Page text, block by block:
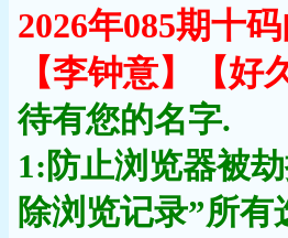
2026年085期十
【李钟意】【
待有您的名字.
1:防止浏览器被
除浏览记录”所